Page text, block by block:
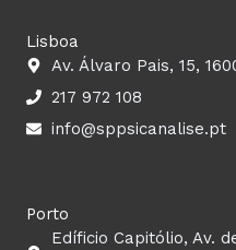
b
o
k
g
r
a
b
e
d
i
Lisboa
Av. Álvaro Pais, 15,
217 972 108
info@sppsicanalise.pt
Porto
Edíficio Capitólio, Av.